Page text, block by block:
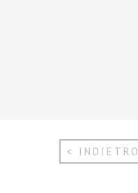
< INDIETRO